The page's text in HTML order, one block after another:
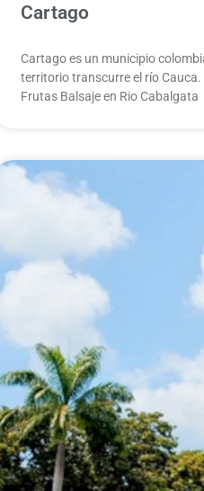
Cartago
Cartago es un municipio
territorio transcurre el río
Frutas Balsaje en Rio Cabalgata